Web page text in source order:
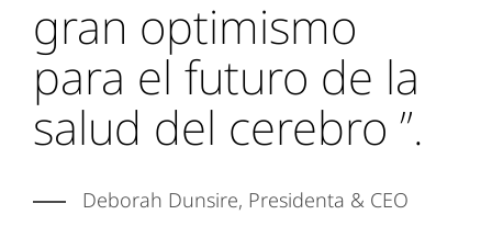
gran optimismo
para el futuro de la
salud del cerebro ”.
Deborah Dunsire, Presidenta & CEO